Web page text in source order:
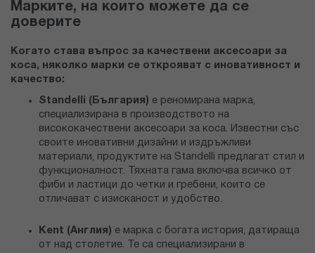
Марките, на които можете да се
доверите
Когато става въпрос за качествени аксесоари за
коса, няколко марки се открояват с иновативност и
качество:
Standelli (България) е реномирана марка,
специализирана в производството на
висококачествени аксесоари за коса. Известни със
своите иновативни дизайни и издръжливи
материали, продуктите на Standelli предлагат стил и
функционалност. Тяхната гама включва всичко от
фиби и ластици до четки и гребени, които се
отличават с изисканост и удобство.
Kent (Англия) е марка с богата история, датираща
от над столетие. Те са специализирани в